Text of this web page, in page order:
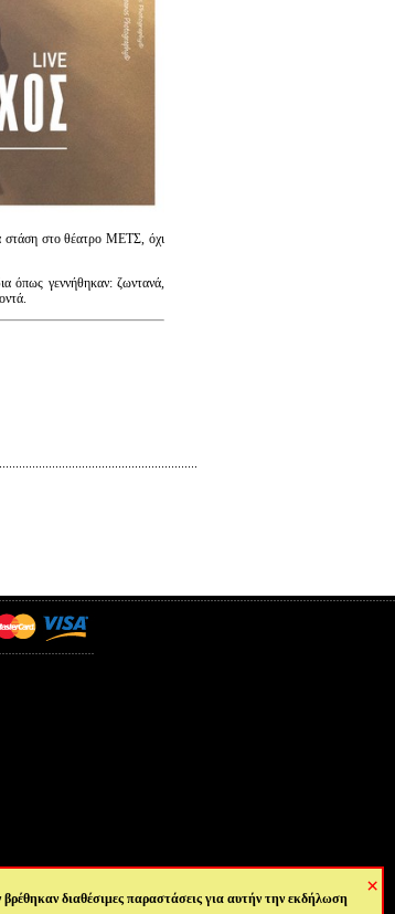
×
βρέθηκαν διαθέσιμες παραστάσεις για αυτήν την εκδήλωση
στάση στο θέατρο ΜΕΤΣ, όχι
όπως γεννήθηκαν: ζωντανά,